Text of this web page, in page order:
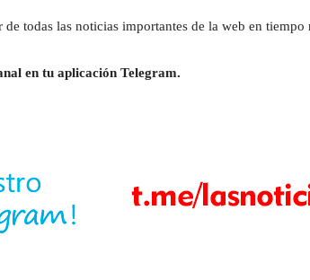
todas las noticias importantes de la web en tiempo
en tu aplicación Telegram.